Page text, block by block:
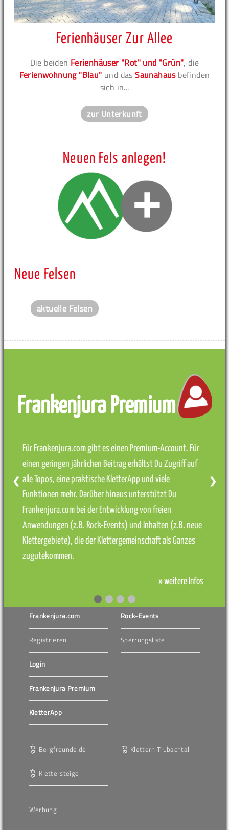
Ferienhäuser Zur Allee
Die beiden Ferienhäuser "Rot" und "Grün", die
Ferienwohnung "Blau" und dasSaunahausbefinden
sich in...
zur Unterkunft
Neuen Fels anlegen!
Neue Felsen
aktuelle Felsen
Frankenjura Premium
Für Frankenjura.com gibt es einen Premium-Account. Für
einen geringen jährlichen Beitrag erhältst Du Zugriff auf
alle Topos, eine praktische KletterApp und viele
Funktionen mehr. Darüber hinaus unterstützt Du
Frankenjura.com bei der Entwicklung von freien
Anwendungen (z.B. Rock-Events) und Inhalten (z.B. neue
Klettergebiete), die der Klettergemeinschaft als Ganzes
zugutekommen.
» weitere Infos
❮ ❯
Frankenjura.com
Registrieren
Login
Frankenjura Premium
KletterApp
Rock-Events
Sperrungsliste
Bergfreunde.de
Klettersteige
Klettern Trubachtal
Werbung